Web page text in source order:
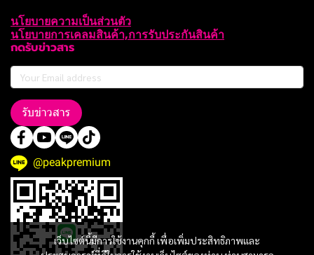
เว็บไซต์นี้มีการใช้งานคุกกี้ เพื่อเพิ่มประสิทธิภาพและ
นโยบายความเป็นส่วนตัว
นโยบายการเคลมสินค้า,การรับประกันสินค้า
กดรับข่าวสาร
รับข่าวสาร
@peakpremium